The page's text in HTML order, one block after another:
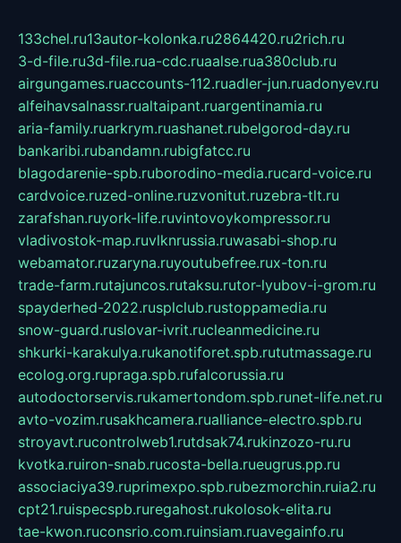
133chel.ru13autor-kolonka.ru2864420.ru2rich.ru
3-d-file.ru3d-file.rua-cdc.ruaalse.rua380club.ru
airgungames.ruaccounts-112.ruadler-jun.ruadonyev.ru
alfeihavsalnassr.rualtaipant.ruargentinamia.ru
aria-family.ruarkrym.ruashanet.rubelgorod-day.ru
bankaribi.rubandamn.rubigfatcc.ru
blagodarenie-spb.ruborodino-media.rucard-voice.ru
cardvoice.ruzed-online.ruzvonitut.ruzebra-tlt.ru
zarafshan.ruyork-life.ruvintovoykompressor.ru
vladivostok-map.ruvlknrussia.ruwasabi-shop.ru
webamator.ruzaryna.ruyoutubefree.rux-ton.ru
trade-farm.rutajuncos.rutaksu.rutor-lyubov-i-grom.ru
spayderhed-2022.rusplclub.rustoppamedia.ru
snow-guard.ruslovar-ivrit.rucleanmedicine.ru
shkurki-karakulya.rukanotiforet.spb.rututmassage.ru
ecolog.org.rupraga.spb.rufalcorussia.ru
autodoctorservis.rukamertondom.spb.runet-life.net.ru
avto-vozim.rusakhcamera.rualliance-electro.spb.ru
stroyavt.rucontrolweb1.rutdsak74.rukinzozo-ru.ru
kvotka.ruiron-snab.rucosta-bella.rueugrus.pp.ru
associaciya39.ruprimexpo.spb.rubezmorchin.ruia2.ru
cpt21.ruispecspb.ruregahost.rukolosok-elita.ru
tae-kwon.ruconsrio.com.ruinsiam.ruavegainfo.ru